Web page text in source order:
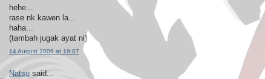
hehe...
rase nk kawen la...
haha...
(tambah jugak ayat ni)
14 August 2009 at 19:07
Natsu said...